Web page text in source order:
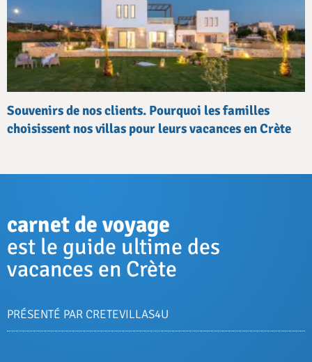
Souvenirs de nos clients. Pourquoi les familles
choisissent nos villas pour leurs vacances en Crète
carnet de voyage
est le guide ultime des
vacances en Crète
PRÉSENTÉ PAR CRETEVILLAS4U